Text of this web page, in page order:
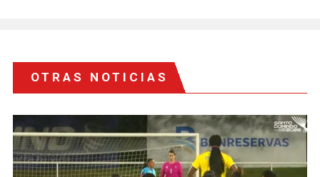
OTRAS NOTICIAS